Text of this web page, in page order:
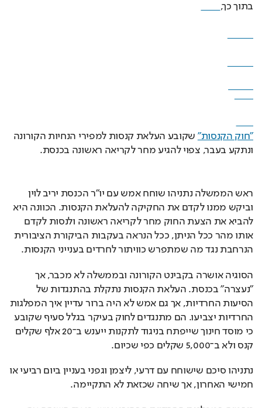
בתוך כך,
"חוק הקנסות"
שקובע העלאת קנסות למפירי הנחיות הקורונה
ונתקע בעבר, צפוי להגיע מחר לקריאה ראשונה בכנסת.
ראש הממשלה נתניהו שוחח אמש עם יו"ר הכנסת יריב לוין
וביקש ממנו לקדם את החקיקה להעלאת הקנסות. הכוונה היא
להביא את הצעת החוק מחר לקריאה ראשונה ולנסות לקדם
אותו מהר ככל הניתן, ככל הנראה בעקבות הביקורת הציבורית
הנרחבת נגד מה שמתפרש כוויתור לחרדים בענייני הקנסות.
הסוגיה אושרה בקבינט הקורונה ובממשלה לא מכבר, אך
"נעצרה" בכנסת. העלאת הקנסות נתקלת בהתנגדות של
הסיעות החרדיות, אך גם אמש לא היה ברור עדיין איך המפלגות
החרדיות יצביעו. הם מתנגדים לחוק בעיקר בגלל סעיף שקובע
כי מוסד חינוך שייפתח בניגוד לתקנות ייענש ב־20 אלף שקלים
קנס ולא ב־5,000 שקלים כפי שכיום.
נתניהו סיכם שישוחח עם דרעי, ליצמן וגפני בעניין ביום רביעי או
חמישי האחרון, אך שיחה שכזאת לא התקיימה.